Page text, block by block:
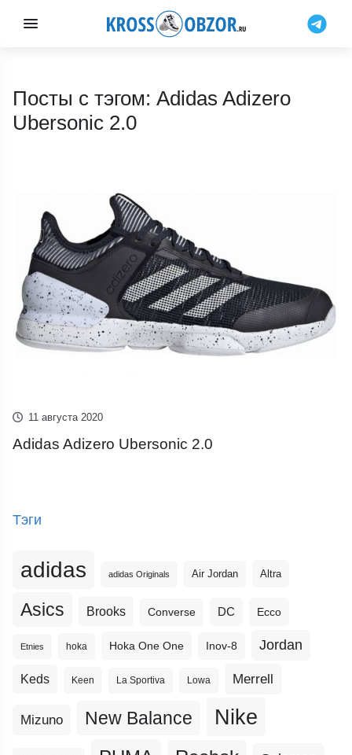
Посты с тэгом: Adidas Adizero
Ubersonic 2.0
11 августа 2020
Adidas Adizero Ubersonic 2.0
Тэги
adidas adidas Originals Air Jordan Altra
Asics Brooks Converse DC Ecco
Etnies hoka Hoka One One Inov-8 Jordan
Keds Keen La Sportiva Lowa Merrell
Mizuno New Balance Nike